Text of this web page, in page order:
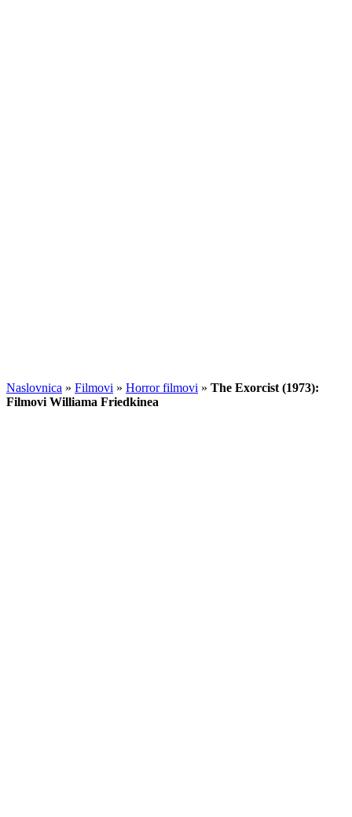
Naslovnica » Filmovi » Horror filmovi » The Exorcist (1973):
Filmovi Williama Friedkinea